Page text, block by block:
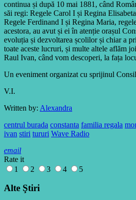
continua și după 10 mai 1881, când
săi regi: Regele Carol I și Regina
Regele Ferdinand I și Regina Maria,
acestora, au avut și ei în atenție orașul
evoluția și dezvoltarea școlilor și chiar a
toate aceste lucruri, și multe altele aflăm
Raul Ivan, când vom descoperi, la fața
Un eveniment organizat cu sprijinul
V.I.
Written by: Alexandra
centrul burada constanta familia regala
ivan stiri tururi Wave Radio
email
Rate it
1
2 3 4 5
Alte Ştiri